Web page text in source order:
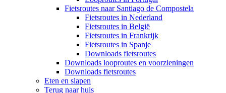
Fietsroutes naar Santiago de Compostela
Fietsroutes in Nederland
Fietsroutes in België
Fietsroutes in Frankrijk
Fietsroutes in Spanje
Downloads fietsroutes
Downloads looproutes en voorzieningen
Downloads fietsroutes
Eten en slapen
Terug naar huis